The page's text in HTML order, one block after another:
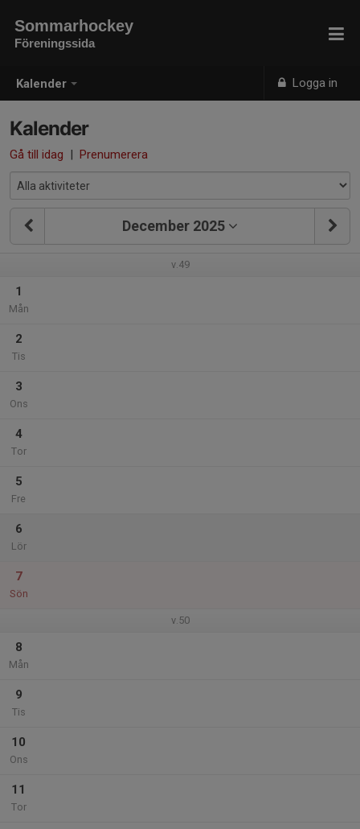
Kalender Logga in
Sommarhockey
Föreningssida
Kalender
Gå till idag | Prenumerera
December 2025
v.49
1
Mån
2
Tis
3
Ons
4
Tor
5
Fre
6
Lör
7
Sön
v.50
8
Mån
9
Tis
10
Ons
11
Tor